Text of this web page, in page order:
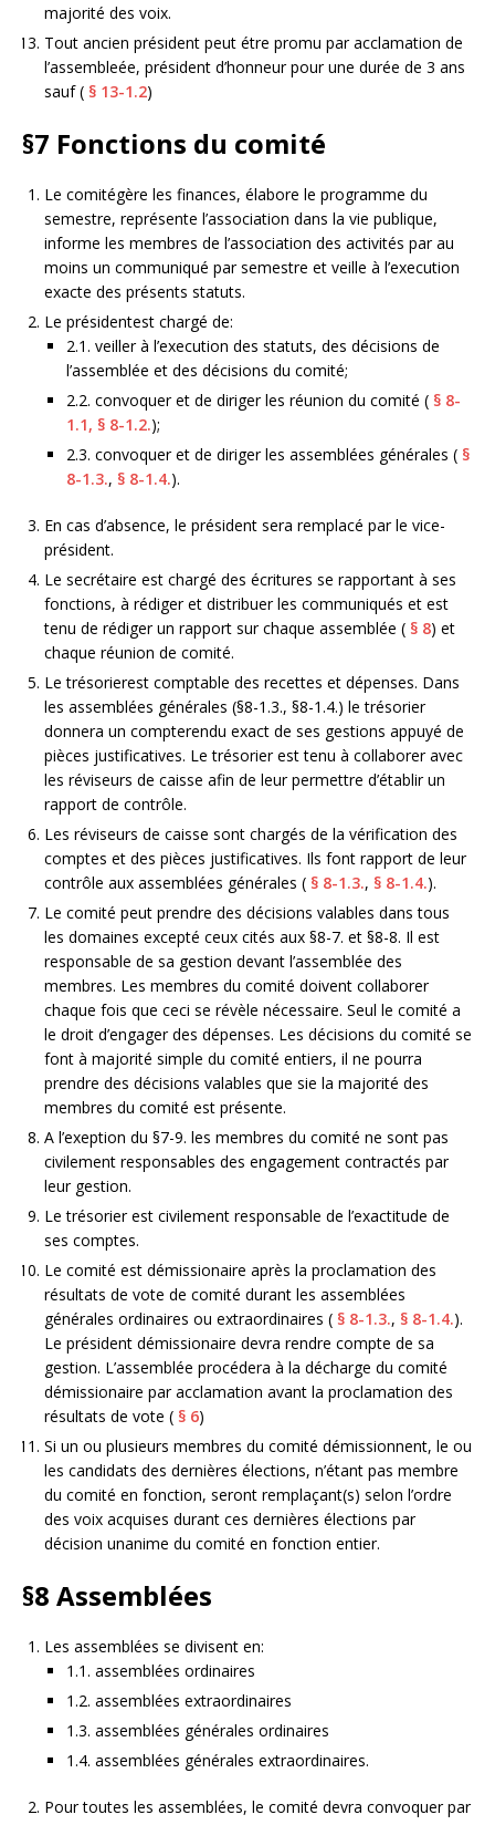
majorité des voix.
Tout ancien président peut étre promu par acclamation de
l’assembleée, président d’honneur pour une durée de 3 ans
sauf ( § 13-1.2)
§7 Fonctions du comité
Le comitégère les finances, élabore le programme du
semestre, représente l’association dans la vie publique,
informe les membres de l’association des activités par au
moins un communiqué par semestre et veille à l’execution
exacte des présents statuts.
Le présidentest chargé de:
2.1. veiller à l’execution des statuts, des décisions de
l’assemblée et des décisions du comité;
2.2. convoquer et de diriger les réunion du comité ( § 8-
1.1, § 8-1.2.);
2.3. convoquer et de diriger les assemblées générales ( §
8-1.3., § 8-1.4.).
En cas d’absence, le président sera remplacé par le vice-
président.
Le secrétaire est chargé des écritures se rapportant à ses
fonctions, à rédiger et distribuer les communiqués et est
tenu de rédiger un rapport sur chaque assemblée ( § 8) et
chaque réunion de comité.
Le trésorierest comptable des recettes et dépenses. Dans
les assemblées générales (§8-1.3., §8-1.4.) le trésorier
donnera un compterendu exact de ses gestions appuyé de
pièces justificatives. Le trésorier est tenu à collaborer avec
les réviseurs de caisse afin de leur permettre d’établir un
rapport de contrôle.
Les réviseurs de caisse sont chargés de la vérification des
comptes et des pièces justificatives. Ils font rapport de leur
contrôle aux assemblées générales ( § 8-1.3., § 8-1.4.).
Le comité peut prendre des décisions valables dans tous
les domaines excepté ceux cités aux §8-7. et §8-8. Il est
responsable de sa gestion devant l’assemblée des
membres. Les membres du comité doivent collaborer
chaque fois que ceci se révèle nécessaire. Seul le comité a
le droit d’engager des dépenses. Les décisions du comité se
font à majorité simple du comité entiers, il ne pourra
prendre des décisions valables que sie la majorité des
membres du comité est présente.
A l’exeption du §7-9. les membres du comité ne sont pas
civilement responsables des engagement contractés par
leur gestion.
Le trésorier est civilement responsable de l’exactitude de
ses comptes.
Le comité est démissionaire après la proclamation des
résultats de vote de comité durant les assemblées
générales ordinaires ou extraordinaires ( § 8-1.3., § 8-1.4.).
Le président démissionaire devra rendre compte de sa
gestion. L’assemblée procédera à la décharge du comité
démissionaire par acclamation avant la proclamation des
résultats de vote ( § 6)
Si un ou plusieurs membres du comité démissionnent, le ou
les candidats des dernières élections, n’étant pas membre
du comité en fonction, seront remplaçant(s) selon l’ordre
des voix acquises durant ces dernières élections par
décision unanime du comité en fonction entier.
§8 Assemblées
Les assemblées se divisent en:
1.1. assemblées ordinaires
1.2. assemblées extraordinaires
1.3. assemblées générales ordinaires
1.4. assemblées générales extraordinaires.
Pour toutes les assemblées, le comité devra convoquer par